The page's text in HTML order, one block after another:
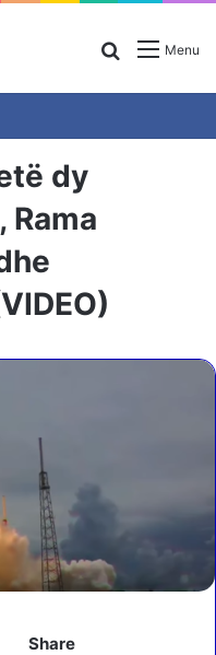
Menu
Search for
dy
Share